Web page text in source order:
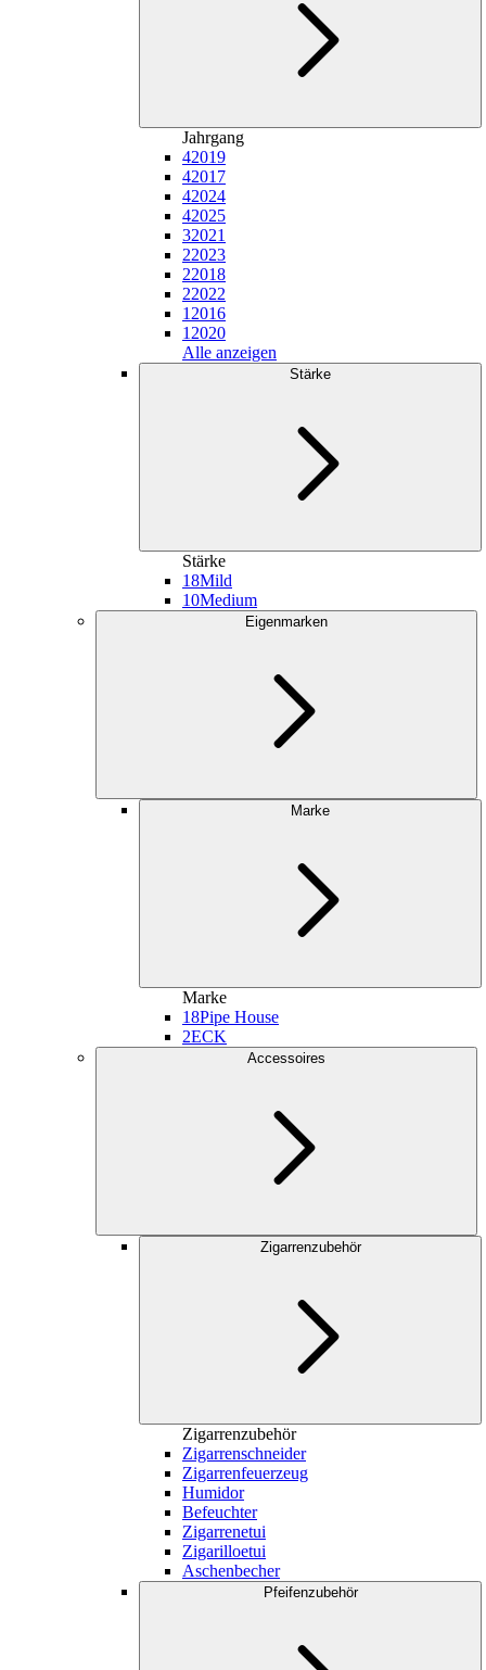
Jahrgang
42019
42017
42024
42025
32021
22023
22018
22022
1 2016
1 2020
Alle anzeigen
Stärke
Stärke
18Mild
10Medium
Eigenmarken
Marke
Marke
18Pipe House
2ECK
Accessoires
Zigarrenzubehör
Zigarrenzubehör
Zigarrenschneider
Zigarrenfeuerzeug
Humidor
Befeuchter
Zigarrenetui
Zigarilloetui
Aschenbecher
Pfeifenzubehör